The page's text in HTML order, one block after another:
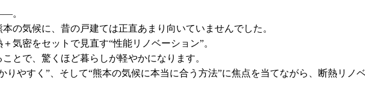
。
の気候に、昔の戸建ては正直あまり向いていませんでした。
気密をセットで見直す“性能リノベーション”。
とで、驚くほど暮らしが軽やかになります。
りやすく”、そして“熊本の気候に本当に合う方法”に焦点を当てながら、断熱リノ